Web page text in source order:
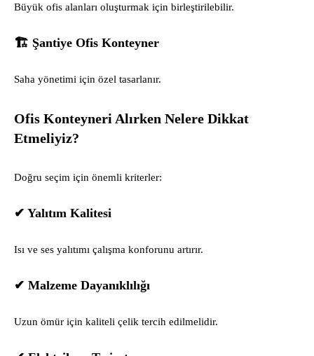
Büyük ofis alanları oluşturmak için birleştirilebilir.
🏗 Şantiye Ofis Konteyner
Saha yönetimi için özel tasarlanır.
Ofis Konteyneri Alırken Nelere Dikkat
Etmeliyiz?
Doğru seçim için önemli kriterler:
✔ Yalıtım Kalitesi
Isı ve ses yalıtımı çalışma konforunu artırır.
✔ Malzeme Dayanıklılığı
Uzun ömür için kaliteli çelik tercih edilmelidir.